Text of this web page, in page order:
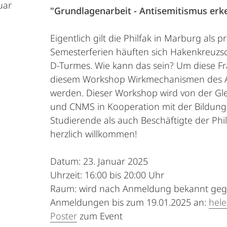
"Grundlagenarbeit - Antisemitismus
Eigentlich gilt die Philfak in Marburg als
Semesterferien häuften sich
D-Turmes. Wie kann das sein? Um diese
diesem Workshop Wirkmechanismen
werden. Dieser Workshop wird von der
und CNMS in Kooperation mit der
Studierende als auch Beschäftigte der
herzlich willkommen!
Datum: 23. Januar 2025
Uhrzeit: 16:00 bis 20:00 Uhr
Raum: wird nach Anmeldung bekannt
Anmeldungen bis zum 19.01.2025 an:
Poster zum Event